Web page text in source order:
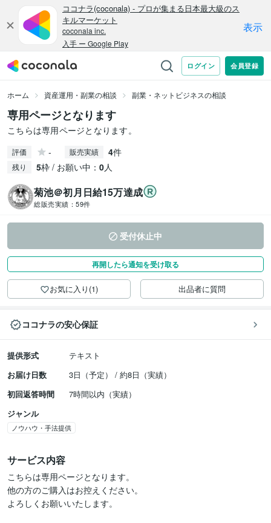
ホーム 資産運用・副業の相談 副業・ネットビジネスの相談
専用ページとなります
こちらは専用ページとなります。
評価 - 販売実績 4件
残り 5枠 / お願い中： 0人
菊池＠初月日給15万達成
総販売実績： 59件
受付休止中
再開したら通知を受け取る
お気に入り(1) 出品者に質問
ココナラの安心保証
提供形式
テキスト
お届け日数
3日（予定） / 約8日（実績）
初回返答時間
7時間以内（実績）
ジャンル
ノウハウ・手法提供
サービス内容
こちらは専用ページとなります。
他の方のご購入はお控えください。
よろしくお願いいたします。